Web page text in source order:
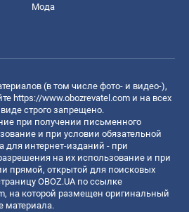
Мода
(в том числе фото- и видео-),
https://www.obozrevatel.com и на всех
строго запрещено.
при получении письменного
и при условии обязательной
для интернет-изданий - при
на их использование и при
прямой, открытой для поисковых
OBOZ.UA по ссылке
, на которой размещен оригинальный
материала.